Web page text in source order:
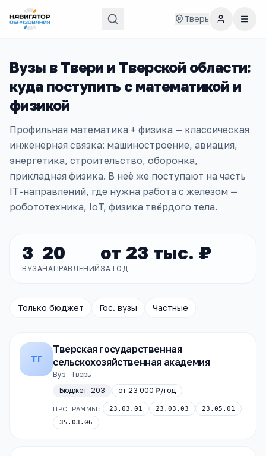
Тверь
Вузы в Твери и Тверской области:
куда поступить с математикой и
физикой
Профильная математика + физика — классическая
инженерная связка: машиностроение, авиация,
энергетика, строительство, оборонка,
прикладная физика. В неё же поступают на часть
IT-направлений, где нужна работа с железом —
робототехника, IoT, физика твёрдого тела.
3
ВУЗА
20
НАПРАВЛЕНИЙ
от 23 тыс. ₽
ЗА ГОД
Только бюджет Гос. вузы Частные
ТГ
Тверская государственная
сельскохозяйственная академия
Вуз · Тверь
Бюджет: 203 от 23 000 ₽/год
ПРОГРАММЫ: 23.03.01 23.03.03
23.05.01
35.03.06